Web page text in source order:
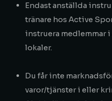
Endast anställda
tränare hos Active
instruera medlemmar
lokaler.
Du får inte
varor/tjänster i eller